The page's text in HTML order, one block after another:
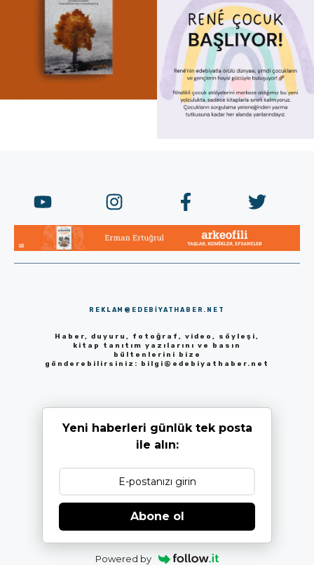
REKLAM@EDEBIYATHABER.NET
Haber, duyuru, fotoğraf, video, söyleşi,
kitap tanıtım yazılarını ve basın
bültenlerini bize
gönderebilirsiniz: bilgi@edebiyathaber.net
Yeni haberleri günlük tek posta
ile alın:
Abone ol
Powered by